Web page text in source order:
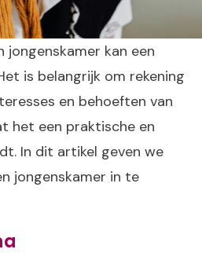
jongenskamer kan een
is belangrijk om rekening
en behoeften van
het een praktische en
In dit artikel geven we
jongenskamer in te